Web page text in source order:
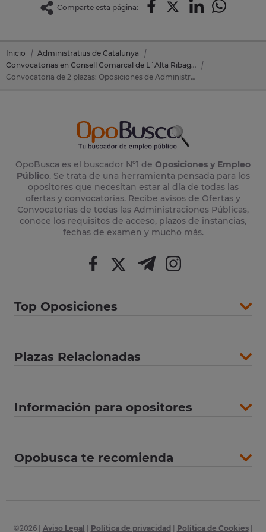
Comparte esta página:
Inicio
Administratius de Catalunya
Convocatorias en Consell Comarcal de L´Alta Ribagorça
Convocatoria de 2 plazas: Oposiciones de Administratius de Catalunya en Consell Comarcal de L´Alta Ribagorça (Lérida)
OpoBusca es el buscador Nº1 de Oposiciones y Empleo
Público. Se trata de una herramienta pensada para los
opositores que necesitan estar al día de todas las
ofertas y convocatorias. Recibe avisos de Ofertas y
Convocatorias de todas las Administraciones Públicas,
conoce los requisitos de acceso, plazos de instancias,
fechas de examen y mucho más.
Top Oposiciones
Plazas Relacionadas
Información para opositores
Opobusca te recomienda
©2026| Aviso Legal Política de privacidad Política de Cookies|